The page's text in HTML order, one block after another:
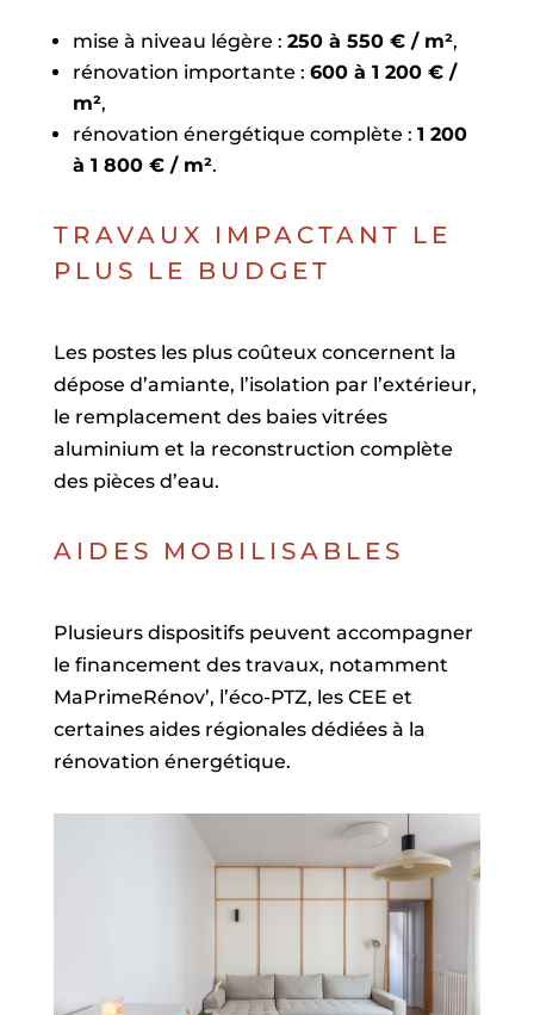
mise à niveau légère : 250 à 550 € / m²,
rénovation importante : 600 à 1 200 € /
m²,
rénovation énergétique complète : 1 200
à 1 800 € / m².
TRAVAUX IMPACTANT LE
PLUS LE BUDGET
Les postes les plus coûteux concernent la
dépose d’amiante, l’isolation par l’extérieur,
le remplacement des baies vitrées
aluminium et la reconstruction complète
des pièces d’eau.
AIDES MOBILISABLES
Plusieurs dispositifs peuvent accompagner
le financement des travaux, notamment
MaPrimeRénov’, l’éco-PTZ, les CEE et
certaines aides régionales dédiées à la
rénovation énergétique.